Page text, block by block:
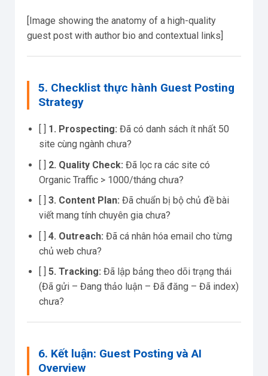
[Image showing the anatomy of a high-quality
guest post with author bio and contextual links]
5. Checklist thực hành Guest Posting
Strategy
[ ] 1. Prospecting: Đã có danh sách ít nhất 50
site cùng ngành chưa?
[ ] 2. Quality Check: Đã lọc ra các site có
Organic Traffic > 1000/tháng chưa?
[ ] 3. Content Plan: Đã chuẩn bị bộ chủ đề bài
viết mang tính chuyên gia chưa?
[ ] 4. Outreach: Đã cá nhân hóa email cho từng
chủ web chưa?
5. Tracking: Đã lập bảng theo dõi trạng thái
(Đã gửi – Đang thảo luận – Đã đăng – Đã index)
chưa?
6. Kết luận: Guest Posting và AI
Overview